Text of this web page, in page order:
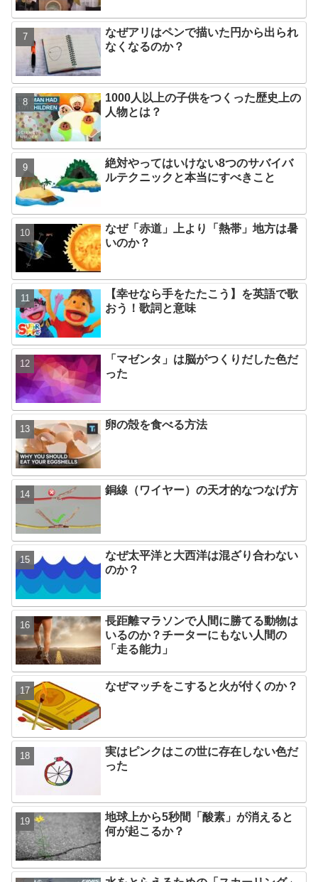
なぜアリはペンで描いた円から出られ
なくなるのか？
1000人以上の子供をつくった歴史上の
人物とは？
絶対やってはいけない8つのサバイバ
ルテクニックと本当にすべきこと
なぜ「赤道」上より「熱帯」地方は暑
いのか？
【幸せなら手をたたこう】を英語で歌
おう！歌詞と意味
「マゼンタ」は脳がつくりだした色だ
った
卵の殻を食べる方法
銅線（ワイヤー）の天才的なつなげ方
なぜ太平洋と大西洋は混ざり合わない
のか？
長距離マラソンで人間に勝てる動物は
いるのか？チーターにもない人間の
「走る能力」
なぜマッチをこすると火が付くのか？
実はピンクはこの世に存在しない色だ
った
地球上から5秒間「酸素」が消えると
何が起こるか？